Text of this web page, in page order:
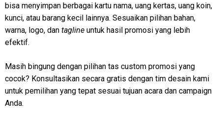
bisa menyimpan berbagai kartu nama, uang kertas, uang koin,
kunci, atau barang kecil lainnya. Sesuaikan pilihan bahan,
warna, logo, dan tagline untuk hasil promosi yang lebih
efektif.
Masih bingung dengan pilihan tas custom promosi yang
cocok? Konsultasikan secara gratis dengan tim desain kami
untuk pemilihan yang tepat sesuai tujuan acara dan campaign
Anda.